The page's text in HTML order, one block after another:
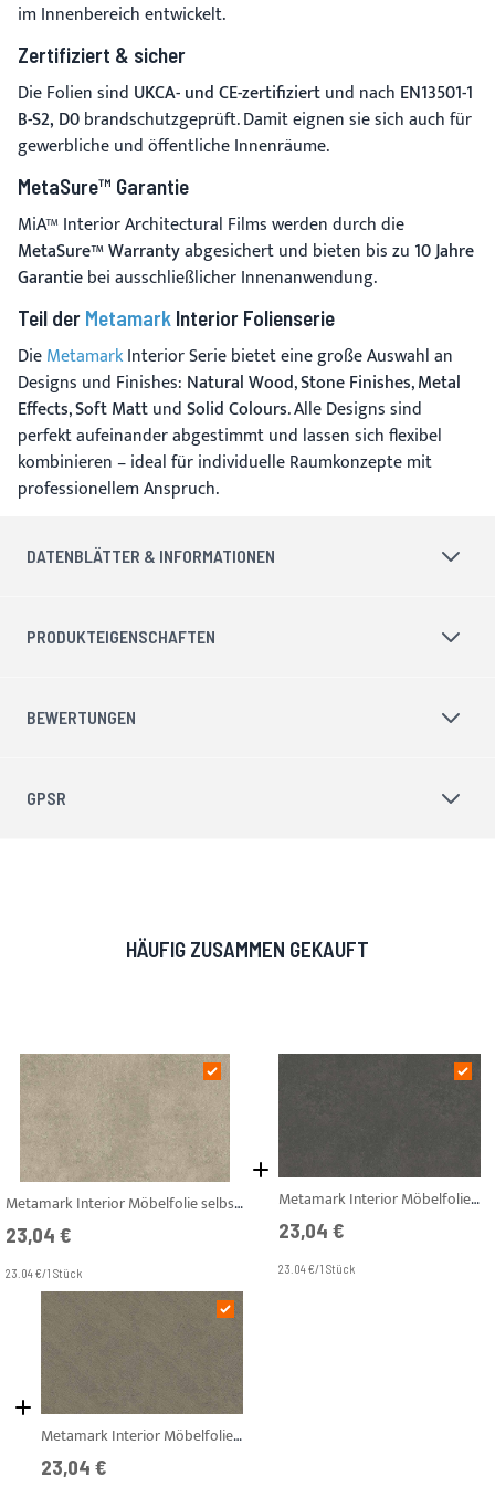
im Innenbereich entwickelt.
Zertifiziert & sicher
Die Folien sind UKCA- und CE-zertifiziertund nach EN13501-1
B-S2, D0brandschutzgeprüft. Damit eignen sie sich auch für
gewerbliche und öffentliche Innenräume.
MetaSure™ Garantie
MiA™ Interior Architectural Films werden durch die
MetaSure™ Warrantyabgesichert und bieten bis zu 10 Jahre
Garantiebei ausschließlicher Innenanwendung.
Teil der Metamark Interior Folienserie
DieMetamarkInterior Serie bietet eine große Auswahl an
Designs und Finishes: Natural Wood,Stone Finishes,Metal
Effects,Soft MattundSolid Colours. Alle Designs sind
perfekt aufeinander abgestimmt und lassen sich flexibel
kombinieren – ideal für individuelle Raumkonzepte mit
professionellem Anspruch.
DATENBLÄTTER & INFORMATIONEN
PRODUKTEIGENSCHAFTEN
BEWERTUNGEN
GPSR
HÄUFIG ZUSAMMEN GEKAUFT
Metamark Interior Möbelfolie selbstklebend Concrete 122 cm Breite AF-S06
23,04 €
23.04 €/1 Stück
Metamark Interior Möbelfolie selbstklebend Urban Stone 122 cm Breite AF-S07
23,04 €
23.04 €/1 Stück
Metamark Interior Möbelfolie selbstklebend Celtic Stone 122 cm Breite AF-S04
23,04 €